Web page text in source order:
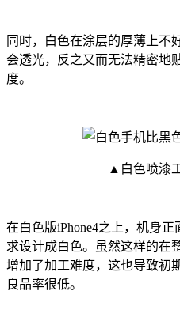
同时，白色在涂层的厚薄上不
会透光，反之又而无法精密地
度。
▲白色喷漆
在白色版iPhone4之上，机身
求设计成白色。虽然这样的在
增加了加工难度，这也导致初
良品率很低。